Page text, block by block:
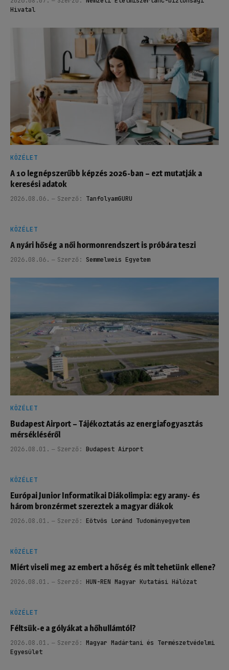
Hivatal
KÖZÉLET
A 10 legnépszerűbb képzés 2026-ban – ezt mutatják a
keresési adatok
2026.08.06. Szerző: TanfolyamGURU
KÖZÉLET
A nyári hőség a női hormonrendszert is próbára teszi
2026.08.06. Szerző: Semmelweis Egyetem
KÖZÉLET
Budapest Airport – Tájékoztatás az energiafogyasztás
mérsékléséről
2026.08.01. Szerző: Budapest Airport
KÖZÉLET
Európai Junior Informatikai Diákolimpia: egy arany- és
három bronzérmet szereztek a magyar diákok
2026.08.01. Szerző: Eötvös Loránd Tudományegyetem
KÖZÉLET
Miért viseli meg az embert a hőség és mit tehetünk ellene?
2026.08.01. Szerző: HUN-REN Magyar Kutatási Hálózat
KÖZÉLET
Féltsük-e a gólyákat a hőhullámtól?
2026.08.01. Szerző: Magyar Madártani és Természetvédelmi
Egyesület